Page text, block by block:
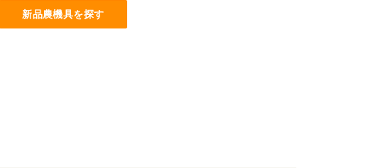
新品農機具を探す